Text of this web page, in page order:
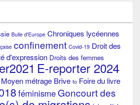
Bulle d'Europe Chroniques lycéennes
confinement Covid-19 Droit des
d'expression Droits des femmes
E-reporter 2024
métrage Brive fo Foire du livre
féminisme Goncourt des